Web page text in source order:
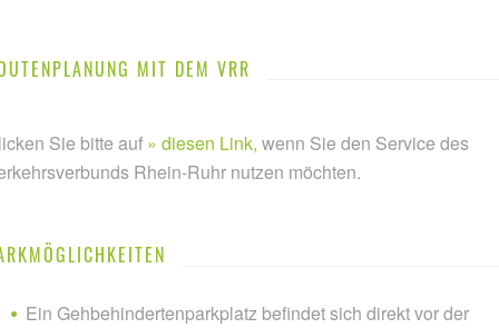
MIT DEM VRR
Sie bitte auf diesen Link, wenn Sie den Service des
Rhein-Ruhr nutzen möchten.
Ein Gehbehindertenparkplatz befindet sich direkt vor der